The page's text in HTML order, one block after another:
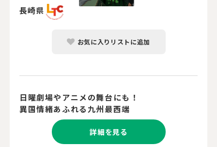
長崎県
お気に入りリストに追加
日曜劇場やアニメの舞台にも！
異国情緒あふれる九州最西端
詳細を見る